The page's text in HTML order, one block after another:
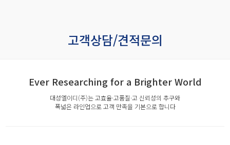
고객상담/견적문의
Ever Researching for a Brighter World
대성엘이디(주)는 고효율·고품질·고 신뢰성의 추구와
폭넓은 라인업으로 고객 만족을 기본으로 합니다